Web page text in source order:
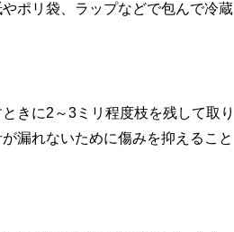
ポリ袋、ラップなどで包んで冷蔵
きに2～3ミリ程度枝を残して取り
漏れないために傷みを抑えること